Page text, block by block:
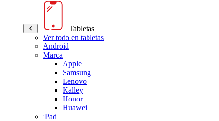
Tabletas
Ver todo en tabletas
Android
Marca
Apple
Samsung
Lenovo
Kalley
Honor
Huawei
iPad